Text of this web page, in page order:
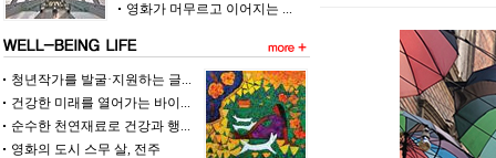
영화가 머무르고 이어지는 ...
청년작가를 발굴·지원하는 글...
건강한 미래를 열어가는 바이...
순수한 천연재료로 건강과 행...
영화의 도시 스무 살, 전주